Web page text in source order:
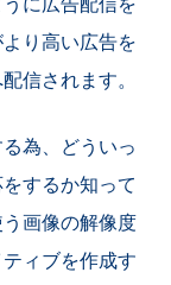
り高い広告を
信されます。
為、どういっ
するか知って
画像の解像度
ィブを作成す